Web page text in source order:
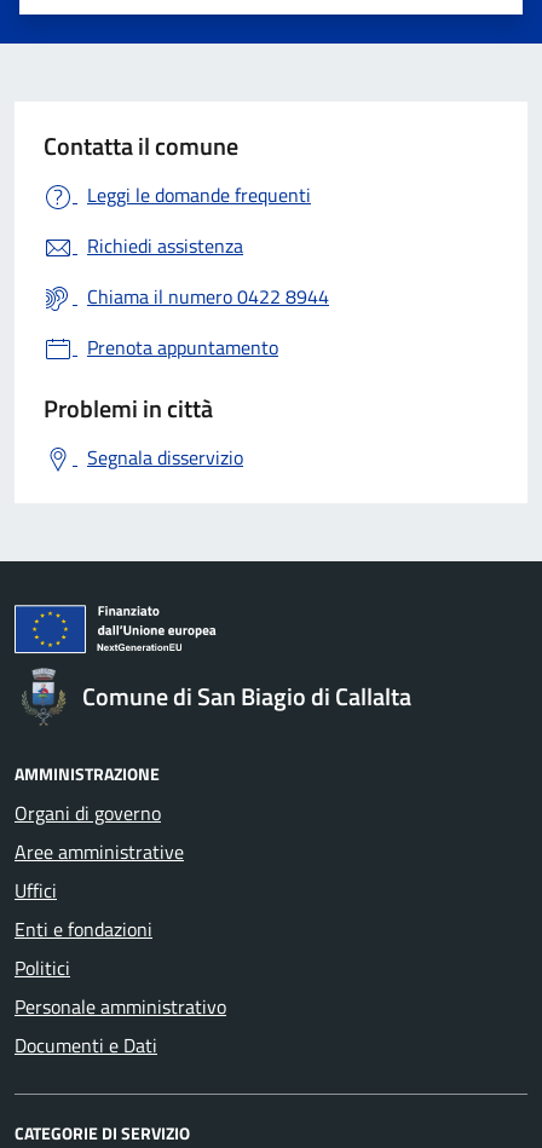
Valuta 5 stelle su 5
Valuta 4 stelle su 5
Valuta 3 stelle su 5
Valuta 2 stelle su 5
Valuta 1 stelle su 5
Contatta il comune
Leggi le domande frequenti
Richiedi assistenza
Chiama il numero 0422 8944
Prenota appuntamento
Problemi in città
Segnala disservizio
Comune di San Biagio di Callalta
AMMINISTRAZIONE
Organi di governo
Aree amministrative
Uffici
Enti e fondazioni
Politici
Personale amministrativo
Documenti e Dati
CATEGORIE DI SERVIZIO